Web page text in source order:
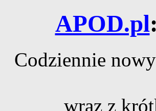
APOD.pl
Codziennie
wraz z